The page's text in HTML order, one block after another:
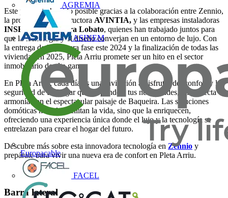
AGREMIA
ASINEM
Europacable
FACEL
Este proyecto ha sido posible gracias a la colaboración entre Zennio,
la promotora y constructora AVINTIA, y las empresas instaladoras
INSELEC y Herrera Lobato, quienes han trabajado juntos para
que la tecnología y el diseño converjan en un entorno de lujo. Con
la entrega de la primera fase este 2024 y la finalización de todas las
viviendas en 2025, Pleta Arriu promete ser un hito en el sector
inmobiliario de alta gama.
En Pleta Arriu, cada día es una invitación a disfrutar del confort y la
seguridad de un hogar que responde a tus necesidades, en perfecta
armonía con el espectacular paisaje de Baqueira. Las soluciones
domóticas no solo facilitan la vida, sino que la enriquecen,
ofreciendo una experiencia única donde el lujo y la tecnología se
entrelazan para crear el hogar del futuro.
Descubre más sobre esta innovadora tecnología en Zennio y
prepárate para vivir una nueva era de confort en Pleta Arriu.
Barra lateral